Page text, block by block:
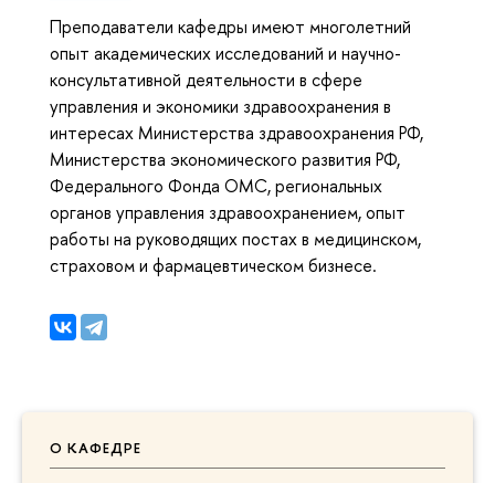
О КАФЕДРЕ
Преподаватели кафедры имеют многолетний
опыт академических исследований и научно-
консультативной деятельности в сфере
управления и экономики здравоохранения в
интересах Министерства здравоохранения РФ,
Министерства экономического развития РФ,
Федерального Фонда ОМС, региональных
органов управления здравоохранением, опыт
работы на руководящих постах в медицинском,
страховом и фармацевтическом бизнесе.